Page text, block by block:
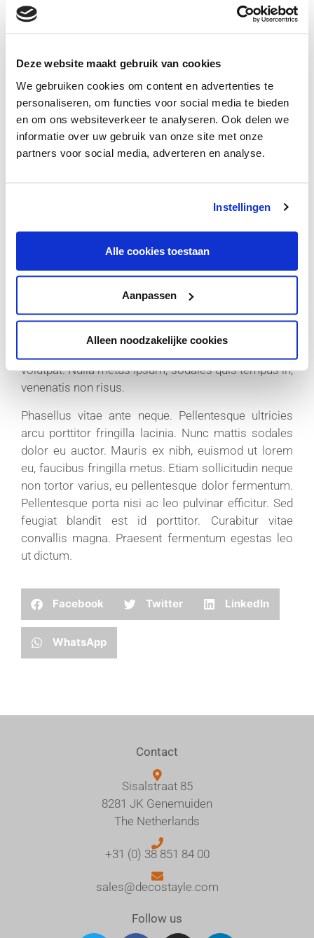
Deze website maakt gebruik van cookies
We gebruiken cookies om content en advertenties te
personaliseren, om functies voor social media te bieden
en om ons websiteverkeer te analyseren. Ook delen we
informatie over uw gebruik van onze site met onze
partners voor social media, adverteren en analyse.
Instellingen
Alle cookies toestaan
Aanpassen
Alleen noodzakelijke cookies
amet ac velit. Donec eget ornare lectus, nec mattis
sapien. Pellentesque vehicula placerat nulla. Sed ac
eleifend eu, fermentum sit amet sem. Morbi pretium
diam vitae lorem vehicula semper. Phasellus
posuere odio eros, id convallis felis sollicitudin id.
Curabitur vel ligula finibus velit porttitor
condimentum. Fusce sed tellus egestas, ultrices
libero a, ultrices mauris. Phasellus in faucibus arcu.
Fusce sollicitudin purus varius quam imperdiet
consequat. Etiam scelerisque vulputate dui vitae
non sapien et, aliquet pretium quam. Aenean
ullamcorper risus mi, ut dapibus justo ultrices ac.
Vestibulum faucibus mauris quis sollicitudin
volutpat. Nulla metus ipsum, sodales quis tempus in,
venenatis non risus.
Phasellus vitae ante neque. Pellentesque ultricies
arcu porttitor fringilla lacinia. Nunc mattis sodales
dolor eu auctor. Mauris ex nibh, euismod ut lorem
eu, faucibus fringilla metus. Etiam sollicitudin neque
non tortor varius, eu pellentesque dolor fermentum.
Pellentesque porta nisi ac leo pulvinar efficitur. Sed
feugiat blandit est id porttitor. Curabitur vitae
convallis magna. Praesent fermentum egestas leo
ut dictum.
Facebook Twitter LinkedIn
WhatsApp
Contact
Sisalstraat 85
8281 JK Genemuiden
The Netherlands
+31 (0) 38 851 84 00
sales@decostayle.com
Follow us